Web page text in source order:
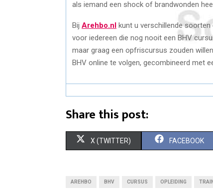
als iemand een shock of brandwonden
Bij Arehbo.nl kunt u verschillende
voor iedereen die nog nooit een BHV
maar graag een opfriscursus zouden
BHV online te volgen, gecombineerd met
Share this post:
S
X (TWITTER) S
FACEBOOK
AREHBO BHV CURSUS OPLEIDING